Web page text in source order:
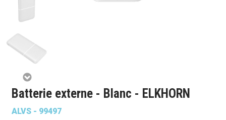
Batterie externe - Blanc - ELKHORN
ALVS - 99497